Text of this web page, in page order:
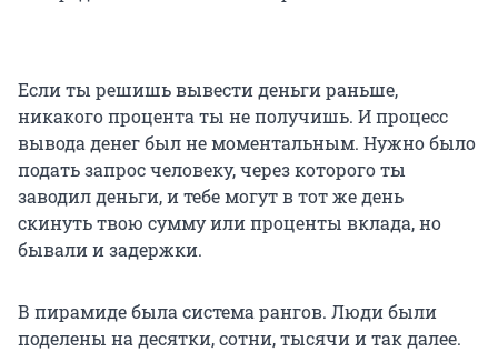
Если ты решишь вывести деньги раньше,
никакого процента ты не получишь. И процесс
вывода денег был не моментальным. Нужно было
подать запрос человеку, через которого ты
заводил деньги, и тебе могут в тот же день
скинуть твою сумму или проценты вклада, но
бывали и задержки.
В пирамиде была система рангов. Люди были
поделены на десятки, сотни, тысячи и так далее.